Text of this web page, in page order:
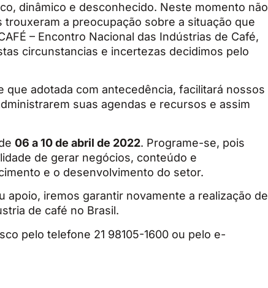
dinâmico e desconhecido. Neste momento não
a preocupação sobre a situação que
– Encontro Nacional das Indústrias de Café,
circunstancias e incertezas decidimos pelo
adotada com antecedência, facilitará nossos
suas agendas e recursos e assim
06 a 10 de abril de 2022. Programe-se, pois
de gerar negócios, conteúdo e
e o desenvolvimento do setor.
apoio, iremos garantir novamente a realização de
de café no Brasil.
pelo telefone 21 98105-1600 ou pelo e-